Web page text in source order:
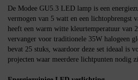
De Modee GU5.3 LED lamp is een
vermogen van 5 watt en een lichtopbrengst
heeft een warm witte kleurtemperatuur van
vervanger voor traditionele 35W halogeen
bevat 25 stuks, waardoor deze set ideaal is
projecten waar meerdere lichtpunten nodig